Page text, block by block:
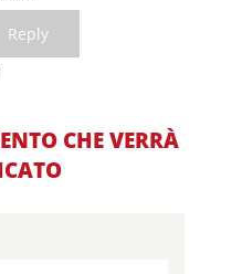
Reply
CHE VERRÀ